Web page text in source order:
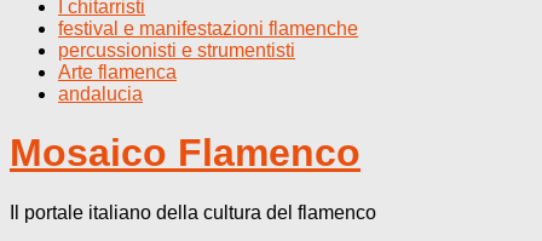
I chitarristi
festival e manifestazioni flamenche
percussionisti e strumentisti
Arte flamenca
andalucia
Mosaico Flamenco
Il portale italiano della cultura del flamenco